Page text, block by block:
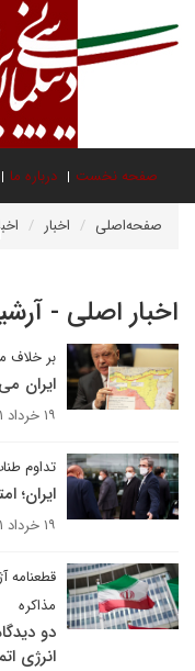
صفحه نخست درباره ما
صفحه‌اصلی اخبار
اخبار اصلی -
بر خلاف
ایران
۱۹ خرداد ۱۴۰۱
تداوم
ایران؛
۱۹ خرداد ۱۴۰۱
قطعنامه
مذاکره
دو
انرژی